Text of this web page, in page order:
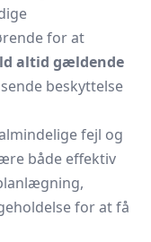
for at
altid gældende
beskyttelse
fejl og
både effektiv
for at få